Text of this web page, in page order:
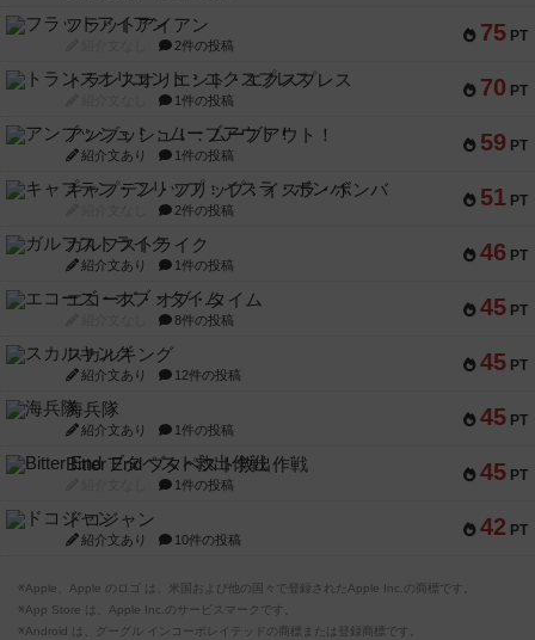
75 PT
フラットアイアン
2件の投稿
70 PT
トランスオリエント・エクスプレス
1件の投稿
59 PT
アンブッシュ！：ムーブアウト！
紹介文あり 1件の投稿
51 PT
キャプテン・フリップ：イスラ・ボンバ
2件の投稿
46 PT
ガルフストライク
紹介文あり 1件の投稿
45 PT
エコーズ・オブ・タイム
8件の投稿
45 PT
スカルキング
紹介文あり 12件の投稿
45 PT
海兵隊
紹介文あり 1件の投稿
45 PT
Bitter End ブタペスト救出作戦
1件の投稿
42 PT
ドコジャン
紹介文あり 10件の投稿
※Apple、Apple のロゴ は、米国および他の国々で登録されたApple Inc.の商標です。
※App Store は、Apple Inc.のサービスマークです。
※Android は、グーグル インコーポレイテッドの商標または登録商標です。